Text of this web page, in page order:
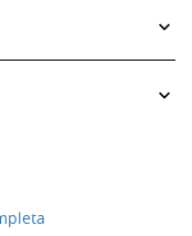
feriados.
feriados.